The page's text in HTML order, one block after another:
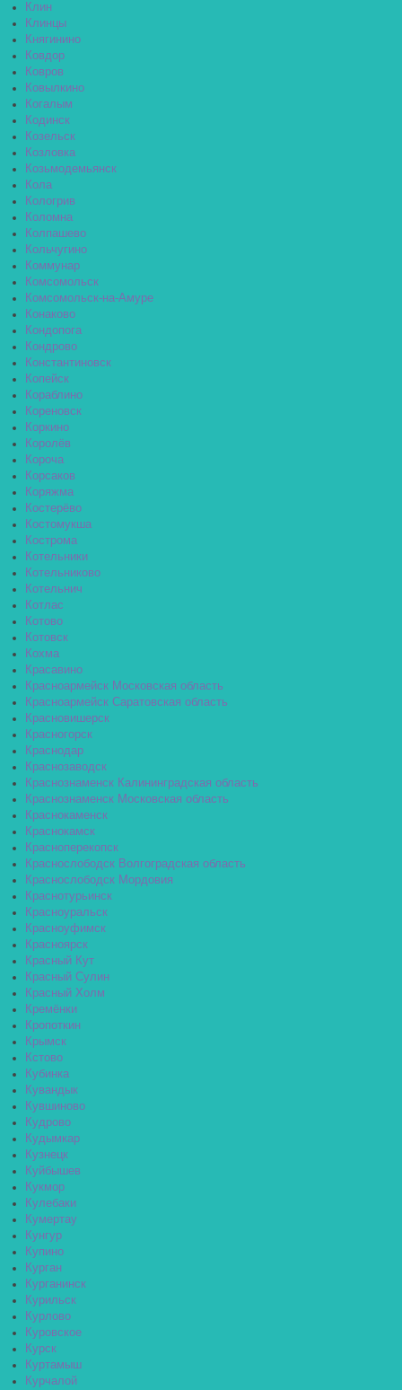
Клин
Клинцы
Княгинино
Ковдор
Ковров
Ковылкино
Когалым
Кодинск
Козельск
Козловка
Козьмодемьянск
Кола
Кологрив
Коломна
Колпашево
Кольчугино
Коммунар
Комсомольск
Комсомольск-на-Амуре
Конаково
Кондопога
Кондрово
Константиновск
Копейск
Кораблино
Кореновск
Коркино
Королёв
Короча
Корсаков
Коряжма
Костерёво
Костомукша
Кострома
Котельники
Котельниково
Котельнич
Котлас
Котово
Котовск
Кохма
Красавино
Красноармейск Московская область
Красноармейск Саратовская область
Красновишерск
Красногорск
Краснодар
Краснозаводск
Краснознаменск Калининградская область
Краснознаменск Московская область
Краснокаменск
Краснокамск
Красноперекопск
Краснослободск Волгоградская область
Краснослободск Мордовия
Краснотурьинск
Красноуральск
Красноуфимск
Красноярск
Красный Кут
Красный Сулин
Красный Холм
Кремёнки
Кропоткин
Крымск
Кстово
Кубинка
Кувандык
Кувшиново
Кудрово
Кудымкар
Кузнецк
Куйбышев
Кукмор
Кулебаки
Кумертау
Кунгур
Купино
Курган
Курганинск
Курильск
Курлово
Куровское
Курск
Куртамыш
Курчалой